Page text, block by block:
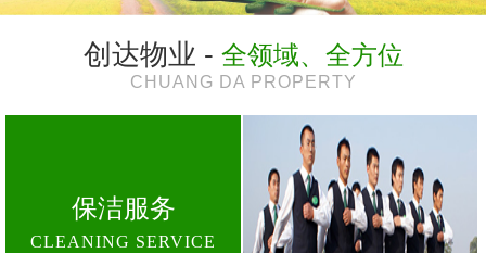
创达物业 - 全领域、全方位
CHUANG DA PROPERTY
保洁服务
CLEANING SERVICE